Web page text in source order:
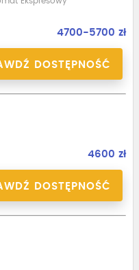
4700-5700 zł
DOSTĘPNOŚĆ
4600 zł
DOSTĘPNOŚĆ